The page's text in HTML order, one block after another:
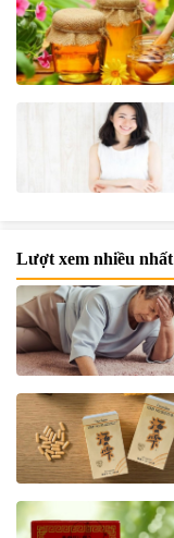
Lượt xem nhiều nhất